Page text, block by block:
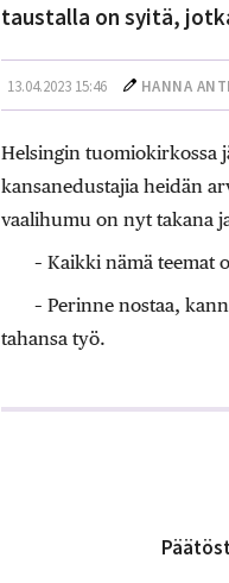
taustalla on syitä,
13.04.2023 15:46 HANNA
Helsingin tuomiokirkossa
kansanedustajia heidän
vaalihumu on nyt takana
– Kaikki nämä teemat
– Perinne nostaa,
tahansa työ.